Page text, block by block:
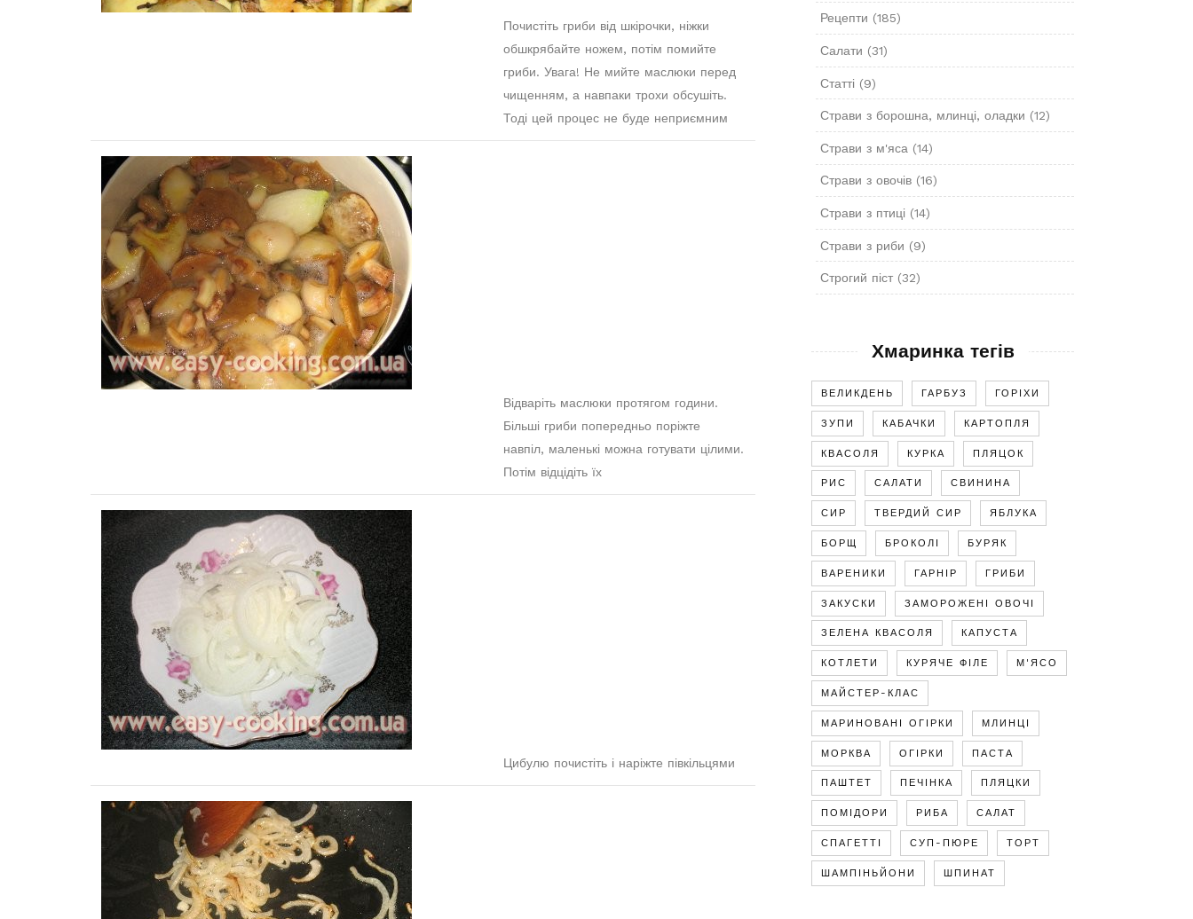
Почистіть гриби від шкірочки, ніжки
обшкрябайте ножем, потім помийте
гриби. Увага! Не мийте маслюки перед
чищенням, а навпаки трохи обсушіть.
Тоді цей процес не буде неприємним
Відваріть маслюки протягом години.
Більші гриби попередньо поріжте
навпіл, маленькі можна готувати цілими.
Потім відцідіть їх
Цибулю почистіть і наріжте півкільцями
Рецепти (185)
Салати (31)
Статті (9)
Страви з борошна, млинці, оладки (12)
Страви з м'яса (14)
Страви з овочів(16)
Страви з птиці (14)
Страви з риби (9)
Строгий піст(32)
Хмаринка тегів
ВЕЛИКДЕНЬ ГАРБУЗ ГОРІХИ
ЗУПИ КАБАЧКИ КАРТОПЛЯ
КВАСОЛЯ КУРКА ПЛЯЦОК
РИС САЛАТИ СВИНИНА
СИР ТВЕРДИЙ СИР ЯБЛУКА
БОРЩ БРОКОЛІ БУРЯК
ВАРЕНИКИ ГАРНІР ГРИБИ
ЗАКУСКИ ЗАМОРОЖЕНІ ОВОЧІ
ЗЕЛЕНА КВАСОЛЯ КАПУСТА
КОТЛЕТИ КУРЯЧЕ ФІЛЕ М'ЯСО
МАЙСТЕР-КЛАС
МАРИНОВАНІ ОГІРКИ МЛИНЦІ
МОРКВА ОГІРКИ ПАСТА
ПАШТЕТ ПЕЧІНКА ПЛЯЦКИ
ПОМІДОРИ РИБА САЛАТ
СПАГЕТТІ СУП-ПЮРЕ ТОРТ
ШАМПІНЬЙОНИ ШПИНАТ